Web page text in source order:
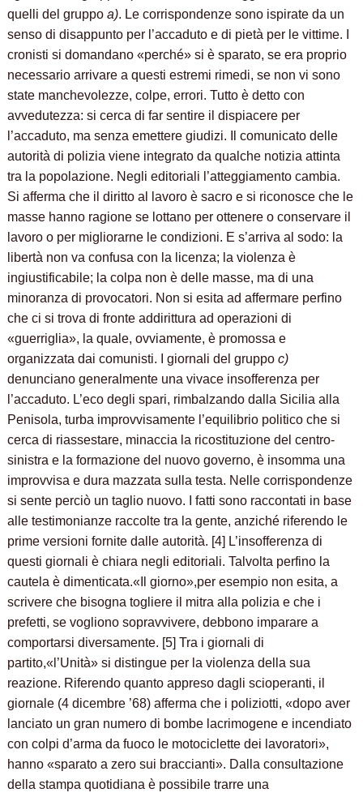
quelli del gruppoa). Le corrispondenze sono ispirate da un
senso di disappunto per l’accaduto e di pietà per le vittime. I
cronisti si domandano «perché» si è sparato, se era proprio
necessario arrivare a questi estremi rimedi, se non vi sono
state manchevolezze, colpe, errori. Tutto è detto con
avvedutezza: si cerca di far sentire il dispiacere per
l’accaduto, ma senza emettere giudizi. Il comunicato delle
autorità di polizia viene integrato da qualche notizia attinta
tra la popolazione. Negli editoriali l’atteggiamento cambia.
Si afferma che il diritto al lavoro è sacro e si riconosce che le
masse hanno ragione se lottano per ottenere o conservare il
lavoro o per migliorarne le condizioni. E s’arriva al sodo: la
libertà non va confusa con la licenza; la violenza è
ingiustificabile; la colpa non è delle masse, ma di una
minoranza di provocatori. Non si esita ad affermare perfino
che ci si trova di fronte addirittura ad operazioni di
«guerriglia», la quale, ovviamente, è promossa e
organizzata dai comunisti. I giornali del gruppoc)
denunciano generalmente una vivace insofferenza per
l’accaduto. L’eco degli spari, rimbalzando dalla Sicilia alla
Penisola, turba improvvisamente l’equilibrio politico che si
cerca di riassestare, minaccia la ricostituzione del centro-
sinistra e la formazione del nuovo governo, è insomma una
improvvisa e dura mazzata sulla testa. Nelle corrispondenze
si sente perciò un taglio nuovo. I fatti sono raccontati in base
alle testimonianze raccolte tra la gente, anziché riferendo le
prime versioni fornite dalle autorità. [4] L’insofferenza di
questi giornali è chiara negli editoriali. Talvolta perfino la
cautela è dimenticata.«Il giorno»,per esempio non esita, a
scrivere che bisogna togliere il mitra alla polizia e che i
prefetti, se vogliono sopravvivere, debbono imparare a
comportarsi diversamente. [5] Tra i giornali di
partito,«l’Unità» si distingue per la violenza della sua
reazione. Riferendo quanto appreso dagli scioperanti, il
giornale (4 dicembre ’68) afferma che i poliziotti, «dopo aver
lanciato un gran numero di bombe lacrimogene e incendiato
con colpi d’arma da fuoco le motociclette dei lavoratori»,
hanno «sparato a zero sui braccianti». Dalla consultazione
della stampa quotidiana è possibile trarre una